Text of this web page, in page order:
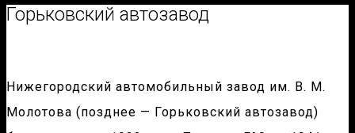
Горьковский автозавод
Нижегородский автомобильный завод им. В. М.
Молотова (позднее — Горьковский автозавод)